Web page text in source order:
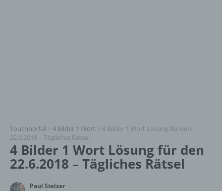
Touchportal > 4 Bilder 1 Wort > 4 Bilder 1 Wort Lösung für den
22.6.2018 – Tägliches Rätsel
4 Bilder 1 Wort Lösung für den
22.6.2018 – Tägliches Rätsel
Paul Stelzer